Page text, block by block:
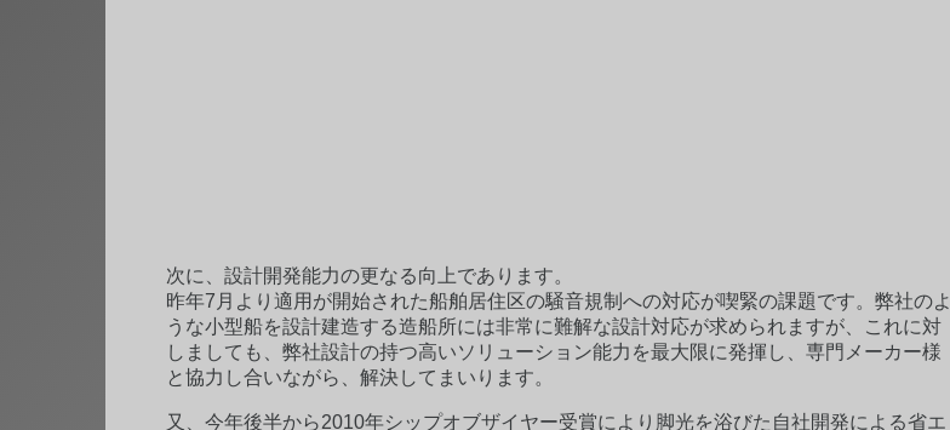
次に、設計開発能力の更なる向上であります。
昨年7月より適用が開始された船舶居住区の騒音規制への対応が喫緊の課題です。弊社のよ
うな小型船を設計建造する造船所には非常に難解な設計対応が求められますが、これに対
しましても、弊社設計の持つ高いソリューション能力を最大限に発揮し、専門メーカー様
と協力し合いながら、解決してまいります。
又、今年後半から2010年シップオブザイヤー受賞により脚光を浴びた自社開発による省エ